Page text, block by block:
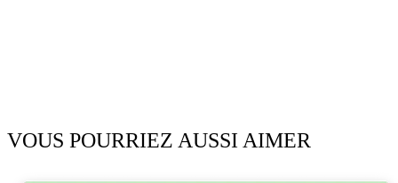
VOUS POURRIEZ AUSSI AIMER